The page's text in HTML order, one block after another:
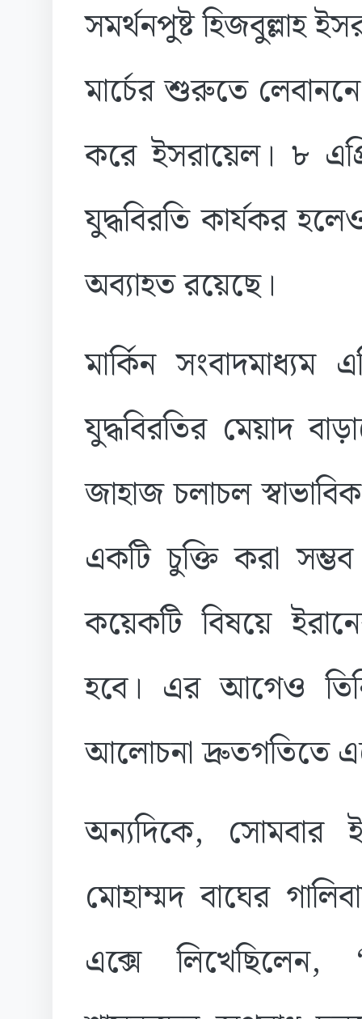
সমর্থনপুষ্ট হিজবুল্লাহ
মার্চের শুরুতে
করে ইসরায়েল। ৮
যুদ্ধবিরতি কার্যকর
অব্যাহত রয়েছে।
মার্কিন
যুদ্ধবিরতির মেয়াদ
জাহাজ চলাচল
একটি চুক্তি করা
কয়েকটি বিষয়ে
হবে। এর আগেও
আলোচনা দ্রুতগতিতে
অন্যদিকে, সোমবার
মোহাম্মদ বাঘের
এক্সে লিখেছিলেন,